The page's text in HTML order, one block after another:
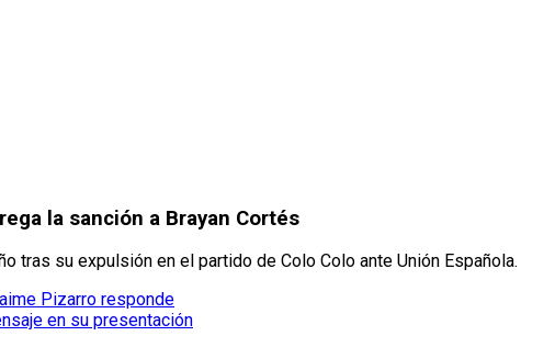
la sanción a Brayan Cortés
tras su expulsión en el partido de Colo Colo ante Unión Española.
Pizarro responde
en su presentación